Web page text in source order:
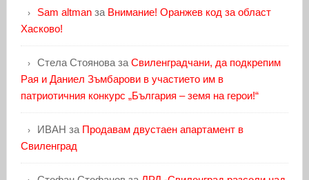
Sam altmanза Внимание! Оранжев код за област
Хасково!
Стела Стояноваза Свиленградчани, да подкрепим
Рая и Даниел Зъмбарови в участието им в
патриотичния конкурс „България – земя на герои!“
ИВАН за Продавам двустаен апартамент в
Свиленград